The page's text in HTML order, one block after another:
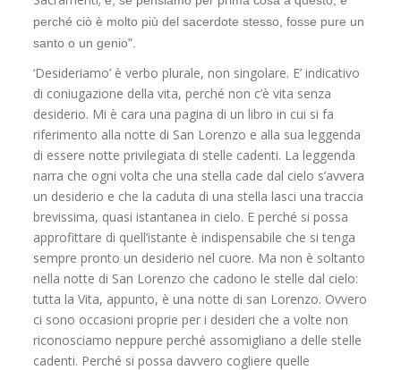
perché ciò è molto più del sacerdote stesso, fosse pure un
santo o un genio".
‘Desideriamo’ è verbo plurale, non singolare. E’ indicativo
di coniugazione della vita, perché non c’è vita senza
desiderio. Mi è cara una pagina di un libro in cui si fa
riferimento alla notte di San Lorenzo e alla sua leggenda
di essere notte privilegiata di stelle cadenti. La leggenda
narra che ogni volta che una stella cade dal cielo s’avvera
un desiderio e che la caduta di una stella lasci una traccia
brevissima, quasi istantanea in cielo. E perché si possa
approfittare di quell’istante è indispensabile che si tenga
sempre pronto un desiderio nel cuore. Ma non è soltanto
nella notte di San Lorenzo che cadono le stelle dal cielo:
tutta la Vita, appunto, è una notte di san Lorenzo. Ovvero
ci sono occasioni proprie per i desideri che a volte non
riconosciamo neppure perché assomigliano a delle stelle
cadenti. Perché si possa davvero cogliere quelle